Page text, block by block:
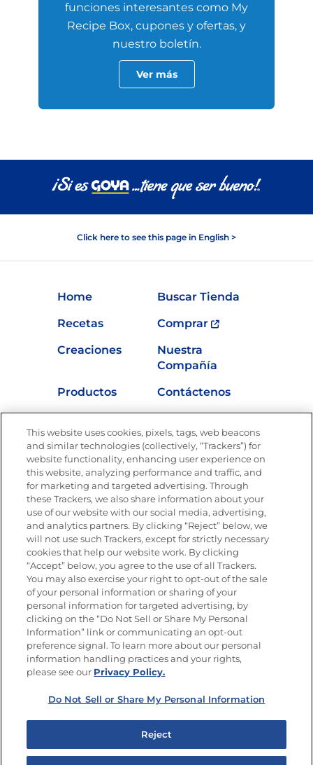
funciones interesantes como My
Recipe Box, cupones y ofertas, y
nuestro boletín.
Ver más
Click here to see this page in English >
Home
Buscar Tienda
Recetas
Comprar
Creaciones
Nuestra
Compañía
Productos
Contáctenos
Nutrición
Únete a La Cocina Goya®
Recibe Nuevas Recetas, Ofertas Especiales y
Promociones
Email(Obligatorio)
SÍGUENOS EN LAS REDES SOCIALES
Política de privacidad
No vender ni compartir mis datos personales
This website uses cookies, pixels, tags, web beacons
and similar technologies (collectively, “Trackers”) for
website functionality, enhancing user experience on
this website, analyzing performance and traffic, and
for marketing and targeted advertising. Through
these Trackers, we also share information about your
use of our website with our social media, advertising,
and analytics partners. By clicking “Reject” below, we
will not use such Trackers, except for strictly necessary
cookies that help our website work. By clicking
“Accept” below, you agree to the use of all Trackers.
You may also exercise your right to opt-out of the sale
of your personal information or sharing of your
personal information for targeted advertising, by
clicking on the “Do Not Sell or Share My Personal
Information” link or communicating an opt-out
preference signal. To learn more about our personal
information handling practices and your rights,
please see our Privacy Policy.
Do Not Sell or Share My Personal Information
Reject